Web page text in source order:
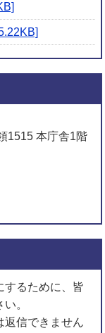
1515 本庁舎1階
するために、皆
。
返信できません